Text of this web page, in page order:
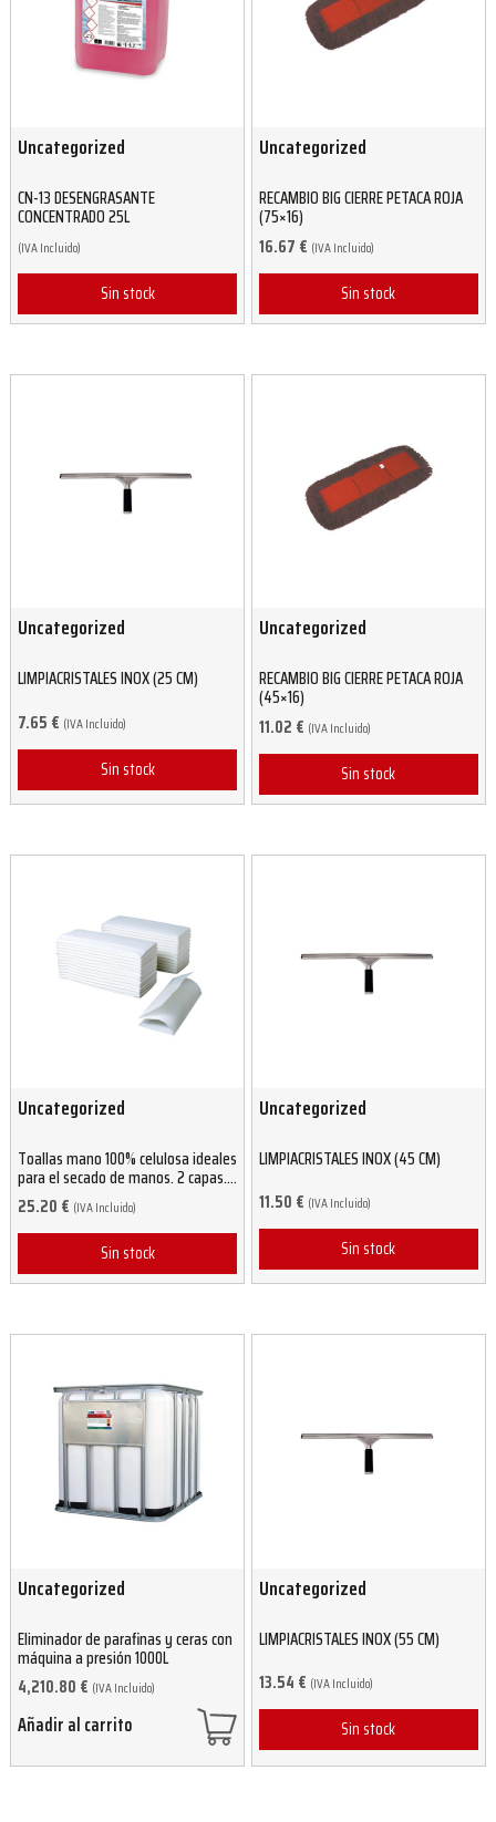
Uncategorized
CN-13 DESENGRASANTE
CONCENTRADO 25L
(IVA Incluido)
Sin stock
Uncategorized
RECAMBIO BIG CIERRE PETACA ROJA
(75×16)
16.67 € (IVA Incluido)
Sin stock
Uncategorized
LIMPIACRISTALES INOX (25 CM)
7.65 € (IVA Incluido)
Sin stock
Uncategorized
RECAMBIO BIG CIERRE PETACA ROJA
(45×16)
11.02 € (IVA Incluido)
Sin stock
Uncategorized
Toallas mano 100% celulosa ideales
para el secado de manos. 2 capas.
Gran absorción (3000 unidades)
25.20 € (IVA Incluido)
Sin stock
Uncategorized
LIMPIACRISTALES INOX (45 CM)
11.50 € (IVA Incluido)
Sin stock
Uncategorized
Eliminador de parafinas y ceras con
máquina a presión 1000L
4,210.80 € (IVA Incluido)
Añadir al carrito
Uncategorized
LIMPIACRISTALES INOX (55 CM)
13.54 € (IVA Incluido)
Sin stock